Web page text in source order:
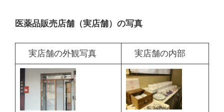
医薬品販売店舗（実店舗）の写真
実店舗の外観写真 実店舗の内部